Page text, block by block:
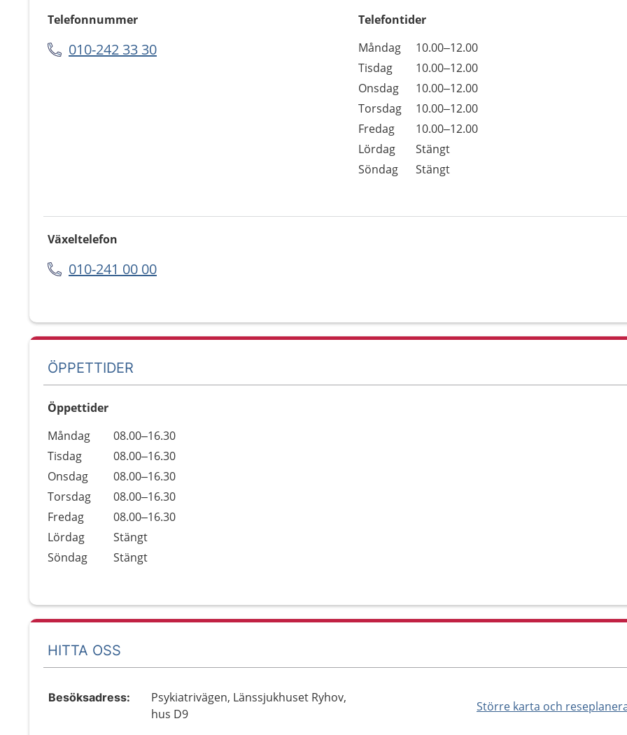
Telefonnummer
010-242 33 30
Telefontider
Dag
Öppettider
Kommentarer
Måndag
10.00–12.00
Tisdag
10.00–12.00
Onsdag
10.00–12.00
Torsdag
10.00–12.00
Fredag
10.00–12.00
Lördag
Stängt
Söndag
Stängt
Växeltelefon
010-241 00 00
ÖPPETTIDER
Öppettider
Dag
Öppettider
Kommentarer
Måndag
08.00–16.30
Tisdag
08.00–16.30
Onsdag
08.00–16.30
Torsdag
08.00–16.30
Fredag
08.00–16.30
Lördag
Stängt
Söndag
Stängt
HITTA OSS
Större karta och
Besöksadress:
Psykiatrivägen, Länssjukhuset Ryhov,
hus D9